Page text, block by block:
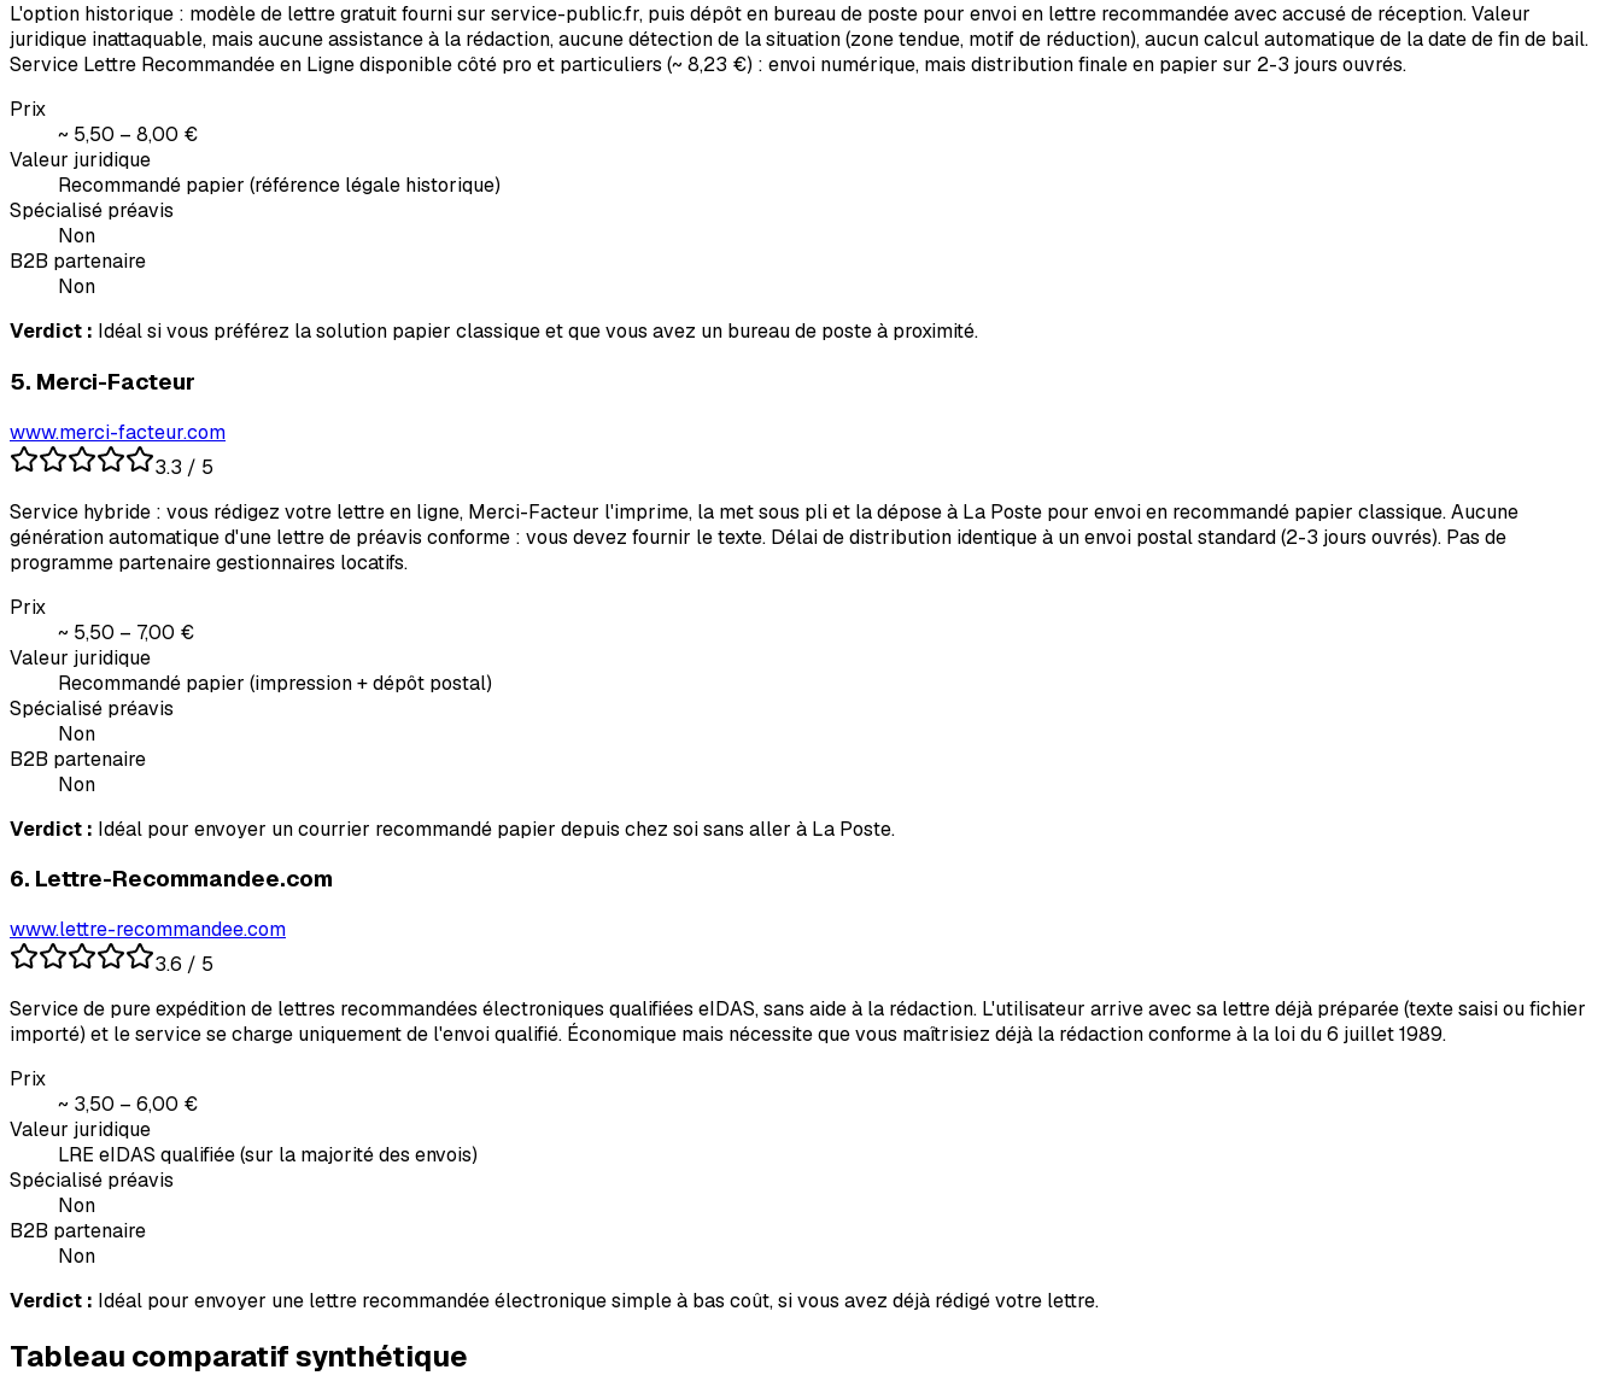
L'option historique : modèle de lettre gratuit fourni sur service-public.fr, puis dépôt en bureau de poste pour envoi en lettre recommandée avec accusé de réception. Valeur
juridique inattaquable, mais aucune assistance à la rédaction, aucune détection de la situation (zone tendue, motif de réduction), aucun calcul automatique de la date de fin de bail.
Service Lettre Recommandée en Ligne disponible côté pro et particuliers (~ 8,23 €) : envoi numérique, mais distribution finale en papier sur 2-3 jours ouvrés.
Prix
~ 5,50 – 8,00 €
Valeur juridique
Recommandé papier (référence légale historique)
Spécialisé préavis
Non
B2B partenaire
Non
Verdict : Idéal si vous préférez la solution papier classique et que vous avez un bureau de poste à proximité.
5. Merci-Facteur
www.merci-facteur.com
3.3 / 5
Service hybride : vous rédigez votre lettre en ligne, Merci-Facteur l'imprime, la met sous pli et la dépose à La Poste pour envoi en recommandé papier classique. Aucune
génération automatique d'une lettre de préavis conforme : vous devez fournir le texte. Délai de distribution identique à un envoi postal standard (2-3 jours ouvrés). Pas de
programme partenaire gestionnaires locatifs.
Prix
~ 5,50 – 7,00 €
Valeur juridique
Recommandé papier (impression + dépôt postal)
Spécialisé préavis
Non
B2B partenaire
Non
Verdict : Idéal pour envoyer un courrier recommandé papier depuis chez soi sans aller à La Poste.
6. Lettre-Recommandee.com
www.lettre-recommandee.com
3.6 / 5
Service de pure expédition de lettres recommandées électroniques qualifiées eIDAS, sans aide à la rédaction. L'utilisateur arrive avec sa lettre déjà préparée (texte saisi ou fichier
importé) et le service se charge uniquement de l'envoi qualifié. Économique mais nécessite que vous maîtrisiez déjà la rédaction conforme à la loi du 6 juillet 1989.
Prix
~ 3,50 – 6,00 €
Valeur juridique
LRE eIDAS qualifiée (sur la majorité des envois)
Spécialisé préavis
Non
B2B partenaire
Non
Verdict : Idéal pour envoyer une lettre recommandée électronique simple à bas coût, si vous avez déjà rédigé votre lettre.
Tableau comparatif synthétique